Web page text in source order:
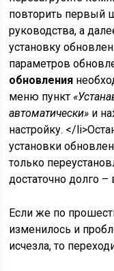
повторить первый
руководства, а
установку
параметров
обновления
меню пункт
автоматически» и
настройку. </
установки
только
достаточно долго –
Если же по
изменилось и
исчезла, то